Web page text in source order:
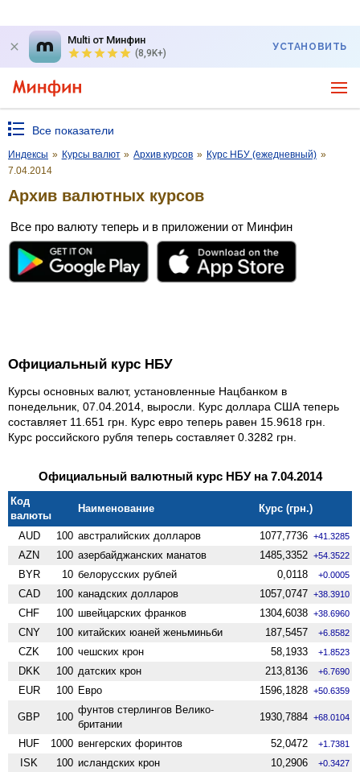
Multi от Минфин
(8,9K+)
УСТАНОВИТЬ
Все показатели
Индексы » Курсы валют » Архив курсов » Курс НБУ (ежедневный) »
7.04.2014
Архив валютных курсов
Все про валюту теперь и в приложении от Минфин
Официальный курс НБУ
Курсы основных валют, установленные Нацбанком в
понедельник, 07.04.2014, выросли. Курс доллара США теперь
составляет 11.651 грн. Курс евро теперь равен 15.9618 грн.
Курс российского рубля теперь составляет 0.3282 грн.
Официальный валютный курс НБУ на 7.04.2014
Код
валюты
Наименование Курс (грн.)
AUD 100 австралийских долларов 1077,7736 +41.3285
AZN 100 азербайджанских манатов 1485,3352 +54.3522
BYR 10 белорусских рублей 0,0118 +0.0005
CAD 100 канадских долларов 1057,0747 +38.3910
CHF 100 швейцарских франков 1304,6038 +38.6960
CNY 100 китайских юаней женьминьби 187,5457 +6.8582
CZK 100 чешских крон 58,1933 +1.8523
DKK 100 датских крон 213,8136 +6.7690
EUR 100 Евро 1596,1828 +50.6359
GBP 100
фунтов стерлингов Велико­
британии
1930,7884 +68.0104
HUF 1000 венгерских форинтов 52,0472 +1.7381
ISK 100 исландских крон 10,2906 +0.3427